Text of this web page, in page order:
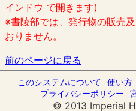
インドウ で開きます)
※書陵部では、発行物の販売
おりません。
前のページに戻る
このシステムについて 使い方
プライバシーポリシー
© 2013 Imperial